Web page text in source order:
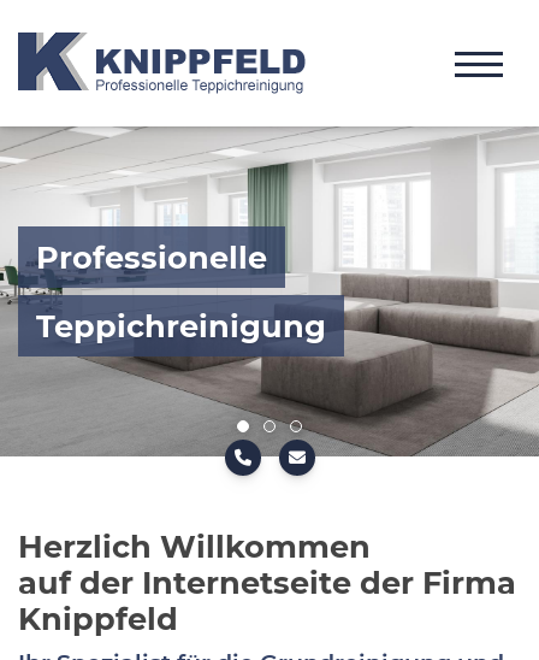
Professionelle
Teppichreinigung
Herzlich Willkommen
auf der Internetseite der Firma
Knippfeld